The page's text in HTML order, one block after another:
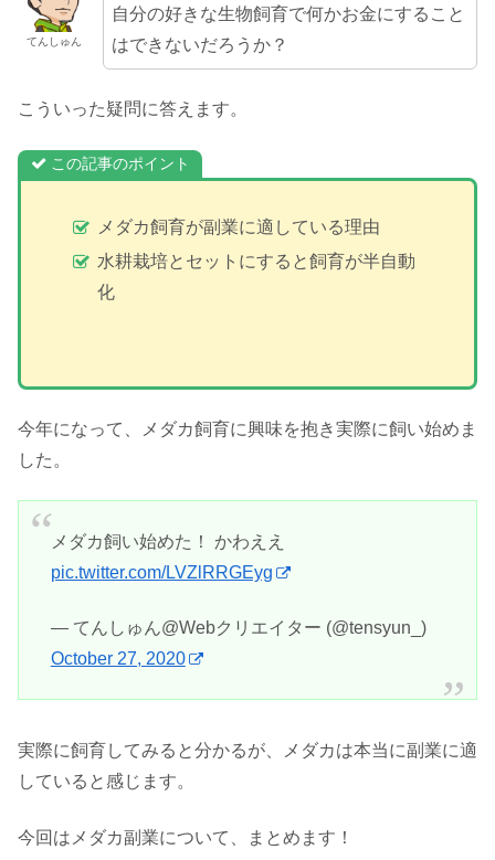
てんしゅん
自分の好きな生物飼育で何かお金にすること
はできないだろうか？
こういった疑問に答えます。
この記事のポイント
メダカ飼育が副業に適している理由
水耕栽培とセットにすると飼育が半自動
化
今年になって、メダカ飼育に興味を抱き実際に飼い始めま
した。
メダカ飼い始めた！ かわええ
pic.twitter.com/LVZlRRGEyg
— てんしゅん@Webクリエイター (@tensyun_)
October 27, 2020
実際に飼育してみると分かるが、メダカは本当に副業に適
していると感じます。
今回はメダカ副業について、まとめます！